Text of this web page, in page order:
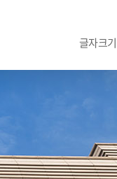
글자크기